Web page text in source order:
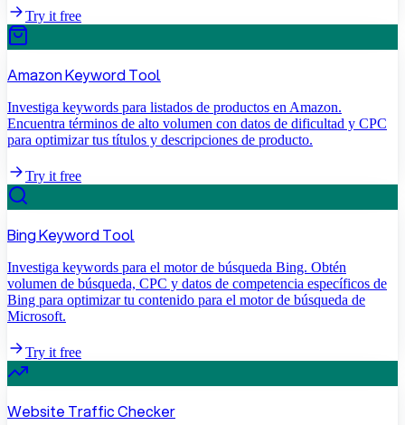
Try it free
Amazon Keyword Tool
Investiga keywords para listados de productos en Amazon.
Encuentra términos de alto volumen con datos de dificultad y CPC
para optimizar tus títulos y descripciones de producto.
Try it free
Bing Keyword Tool
Investiga keywords para el motor de búsqueda Bing. Obtén
volumen de búsqueda, CPC y datos de competencia específicos de
Bing para optimizar tu contenido para el motor de búsqueda de
Microsoft.
Try it free
Website Traffic Checker